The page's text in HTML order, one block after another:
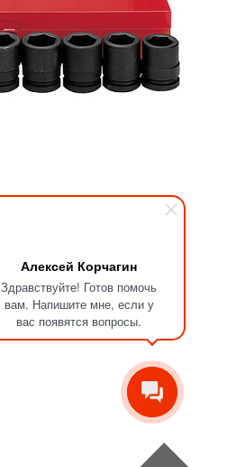
Алексей Корчагин
Здравствуйте! Готов помочь
вам. Напишите мне, если у
вас появятся вопросы.